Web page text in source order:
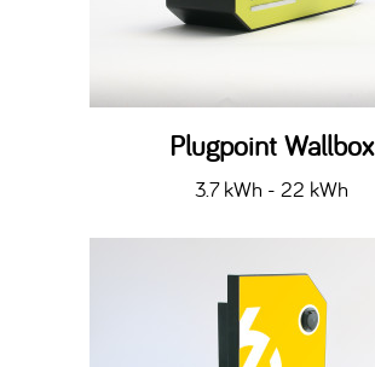
Plugpoint Wallbox
3.7 kWh - 22 kWh